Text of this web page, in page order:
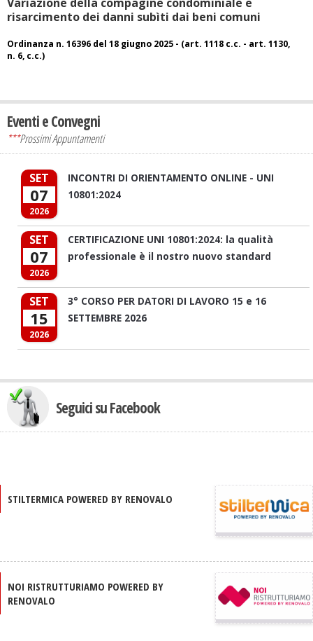
risarcimento dei danni subìti dai beni comuni
Ordinanza n. 16396 del 18 giugno 2025 - (art. 1118 c.c. - art. 1130,
n. 6, c.c.)
Eventi e Convegni
***Prossimi Appuntamenti
SET
07
2026
INCONTRI DI ORIENTAMENTO ONLINE - UNI
10801:2024
SET
07
2026
CERTIFICAZIONE UNI 10801:2024: la qualità
professionale è il nostro nuovo standard
SET
15
2026
3° CORSO PER DATORI DI LAVORO 15 e 16
SETTEMBRE 2026
Seguici su Facebook
STILTERMICA POWERED BY RENOVALO
NOI RISTRUTTURIAMO POWERED BY
RENOVALO